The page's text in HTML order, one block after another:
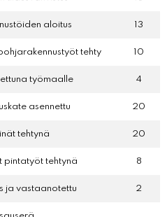
aloitus 13
tehty 10
työmaalle 4
asennettu 20
tehtynä 20
pintatyöt tehtynä 8
ja vastaanotettu 2